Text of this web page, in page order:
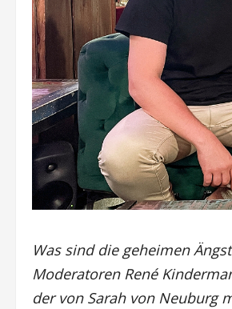
Was sind die geheimen
Moderatoren René
der von Sarah von Neuburg